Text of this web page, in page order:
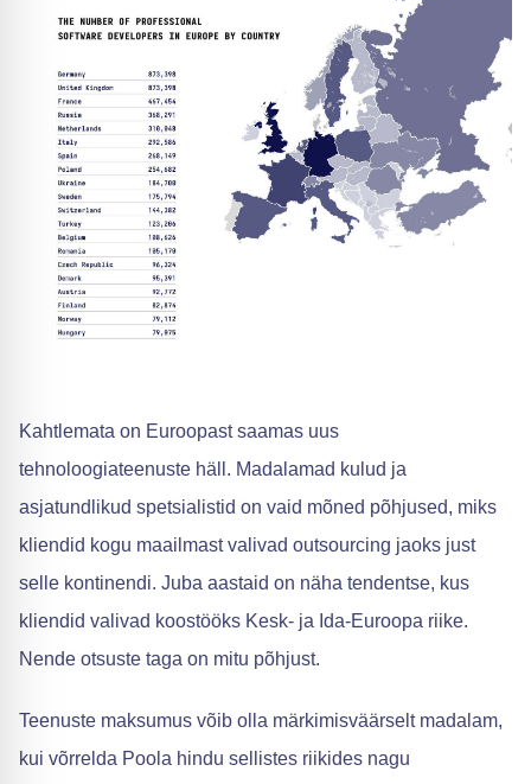
Kahtlemata on Euroopast saamas uus
tehnoloogiateenuste häll. Madalamad kulud ja
asjatundlikud spetsialistid on vaid mõned põhjused, miks
kliendid kogu maailmast valivad outsourcing jaoks just
selle kontinendi. Juba aastaid on näha tendentse, kus
kliendid valivad koostööks Kesk- ja Ida-Euroopa riike.
Nende otsuste taga on mitu põhjust.
Teenuste maksumus võib olla märkimisväärselt madalam,
kui võrrelda Poola hindu sellistes riikides nagu